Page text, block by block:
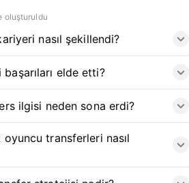
oluşturuldu
nasıl şekillendi?
elde etti?
ilgisi neden sona erdi?
transferleri nasıl